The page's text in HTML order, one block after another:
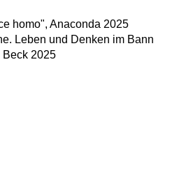
homo", Anaconda 2025
Leben und Denken im Bann
Beck 2025